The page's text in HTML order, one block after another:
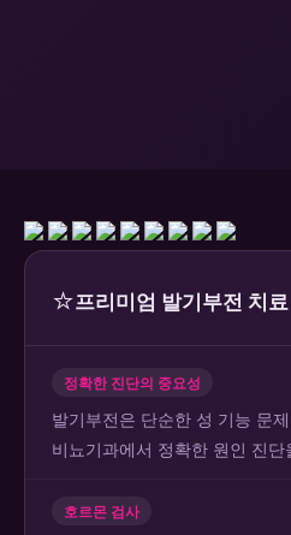
⭐프리미엄 발기부전 치
정확한 진단의 중요성
발기부전은 단순한 성 기능 문
비뇨기과에서 정확한 원인 진
호르몬 검사